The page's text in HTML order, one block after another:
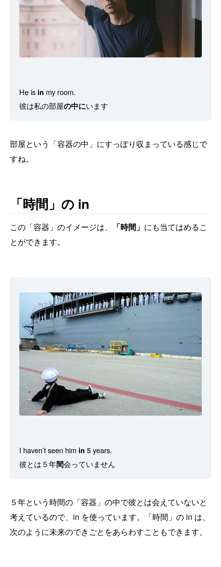
He is in my room.
彼は私の部屋の中にいます
部屋という「容器の中」にすっぽり収まっている感じで
すね。
「時間」の in
この「容器」のイメージは、 「時間」 にも当てはめるこ
とができます。
I haven’t seen him in 5 years.
彼とは５年間会っていません
５年という時間の「容器」の中で彼とは会えていないと
考えているので、in を使っています。「時間」の in は、
次のように未来のできごとをあらわすこともできます。